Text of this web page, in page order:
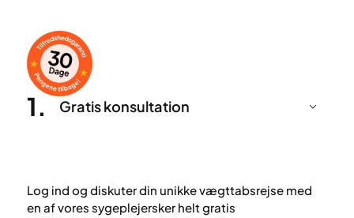
1. Gratis konsultation
Log ind og diskuter din unikke vægttabsrejse med
en af vores sygeplejersker helt gratis